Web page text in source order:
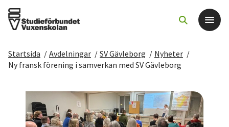
Det här gör vi
För dig som
Startsida / Avdelningar / SV Gävleborg / Nyheter /
Ny fransk förening i samverkan med SV Gävleborg